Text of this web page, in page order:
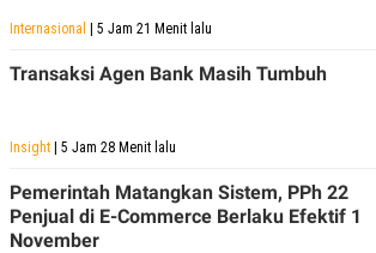
Internasional | 5 Jam 21 Menit lalu
Transaksi Agen Bank Masih Tumbuh
Insight | 5 Jam 28 Menit lalu
Pemerintah Matangkan Sistem, PPh 22
Penjual di E-Commerce Berlaku Efektif 1
November